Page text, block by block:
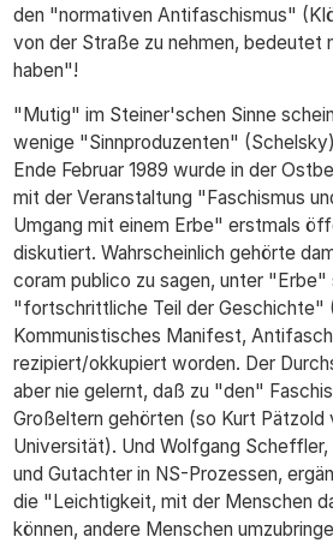
den "normativen Antifaschismus"
von der Straße zu nehmen, bedeutet
haben"!
"Mutig" im Steiner'schen Sinne
wenige "Sinnproduzenten"
Ende Februar 1989 wurde in der
mit der Veranstaltung "Faschismus
Umgang mit einem Erbe" erstmals
diskutiert. Wahrscheinlich gehörte
coram publico zu sagen, unter "Erbe"
"fortschrittliche Teil der Geschichte"
Kommunistisches Manifest,
rezipiert/okkupiert worden. Der
aber nie gelernt, daß zu "den"
Großeltern gehörten (so Kurt Pätzold
Universität). Und Wolfgang
und Gutachter in NS-Prozessen,
die "Leichtigkeit, mit der Menschen
können, andere Menschen